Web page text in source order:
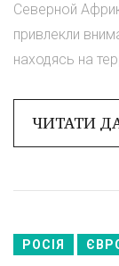
Северной
привлекли
находясь на
ЧИТАТИ
РОСІЯ